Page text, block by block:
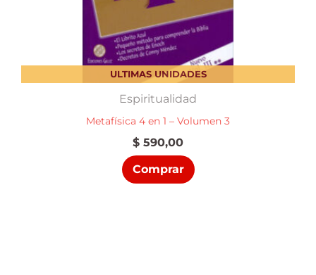
ULTIMAS UNIDADES
Espiritualidad
Metafísica 4 en 1 – Volumen 3
$ 590,00
Comprar